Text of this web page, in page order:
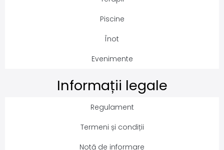
Piscine
Înot
Evenimente
Informații legale
Regulament
Termeni și condiții
Notă de informare